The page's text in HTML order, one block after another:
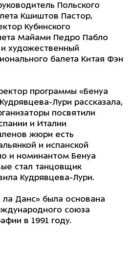
Польского
Кшиштов Пастор,
Кубинского
Майами Педро Пабло
художественный
балета Китая Фэн
программы «Бенуа
Лури рассказала,
посвятили
и Италии
жюри есть
и испанской
и номинантом Бенуа
стал танцовщик
Кудрявцева-Лури.
Данс» была основана
союза
в 1991 году.